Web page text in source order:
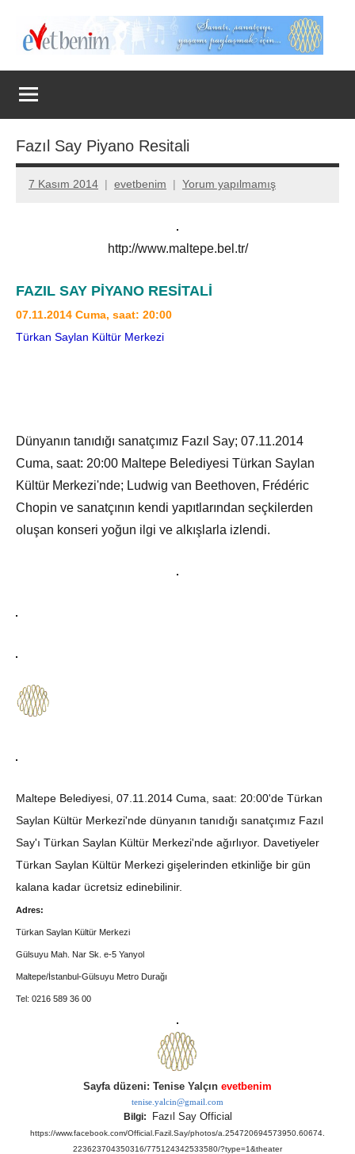
Evet
Benim
Fazıl Say Piyano Resitali
7 Kasım 2014 evetbenim Yorum yapılmamış
http://www.maltepe.bel.tr/
FAZIL SAY PİYANO RESİTALİ
07.11.2014 Cuma, saat: 20:00
Türkan Saylan Kültür Merkezi
Dünyanın tanıdığı sanatçımız Fazıl Say; 07.11.2014
Cuma, saat: 20:00 Maltepe Belediyesi Türkan Saylan
Kültür Merkezi'nde; Ludwig van Beethoven, Frédéric
Chopin ve sanatçının kendi yapıtlarından seçkilerden
oluşan konseri yoğun ilgi ve alkışlarla izlendi.
Maltepe Belediyesi, 07.11.2014 Cuma, saat: 20:00'de Türkan
Saylan Kültür Merkezi'nde dünyanın tanıdığı sanatçımız Fazıl
Say'ı Türkan Saylan Kültür Merkezi'nde ağırlıyor. Davetiyeler
Türkan Saylan Kültür Merkezi gişelerinden etkinliğe bir gün
kalana kadar ücretsiz edinebilinir.
Adres:
Türkan Saylan Kültür Merkezi
Gülsuyu Mah. Nar Sk. e-5 Yanyol
Maltepe/İstanbul-Gülsuyu Metro Durağı
Tel: 0216 589 36 00
Sayfa düzeni: Tenise Yalçın evetbenim
tenise.yalcin@gmail.com
Bilgi: Fazıl Say Official
https://www.facebook.com/Official.Fazil.Say/photos/a.254720694573950.60674.
223623704350316/775124342533580/?type=1&theater